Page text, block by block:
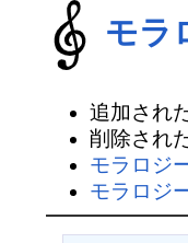
モラ
追加され
削除され
モラロジ
モラロジ